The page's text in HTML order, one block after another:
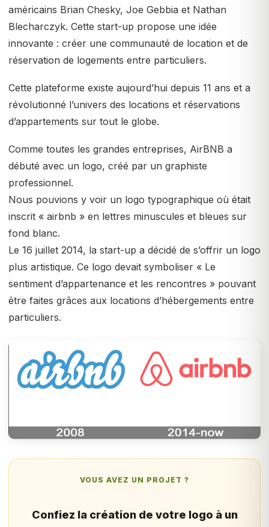
américains Brian Chesky, Joe Gebbia et Nathan
Blecharczyk. Cette start-up propose une idée
innovante : créer une communauté de location et de
réservation de logements entre particuliers.
Cette plateforme existe aujourd’hui depuis 11 ans et a
révolutionné l’univers des locations et réservations
d’appartements sur tout le globe.
Comme toutes les grandes entreprises, AirBNB a
débuté avec un logo, créé par un graphiste
professionnel.
Nous pouvions y voir un logo typographique où était
inscrit « airbnb » en lettres minuscules et bleues sur
fond blanc.
Le 16 juillet 2014, la start-up a décidé de s’offrir un logo
plus artistique. Ce logo devait symboliser « Le
sentiment d’appartenance et les rencontres » pouvant
être faites grâces aux locations d’hébergements entre
particuliers.
VOUS AVEZ UN PROJET ?
Confiez la création de votre logo à un